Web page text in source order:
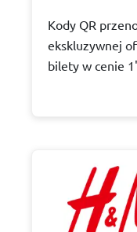
Kody QR
ekskluzywnej
bilety w cenie